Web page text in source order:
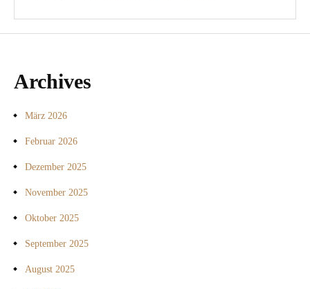
Archives
März 2026
Februar 2026
Dezember 2025
November 2025
Oktober 2025
September 2025
August 2025